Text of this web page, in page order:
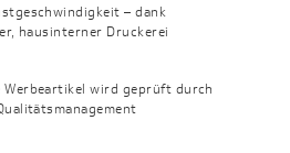
– dank
haus­interner Druckerei
Werbeartikel wird geprüft durch